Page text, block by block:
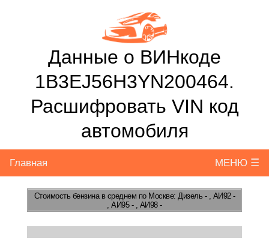
Данные о ВИНкоде
1B3EJ56H3YN200464.
Расшифровать VIN код
автомобиля
Главная МЕНЮ ☰
Стоимость бензинав среднем по Москве: Дизель - , АИ92 -
, АИ95 - , АИ98 -